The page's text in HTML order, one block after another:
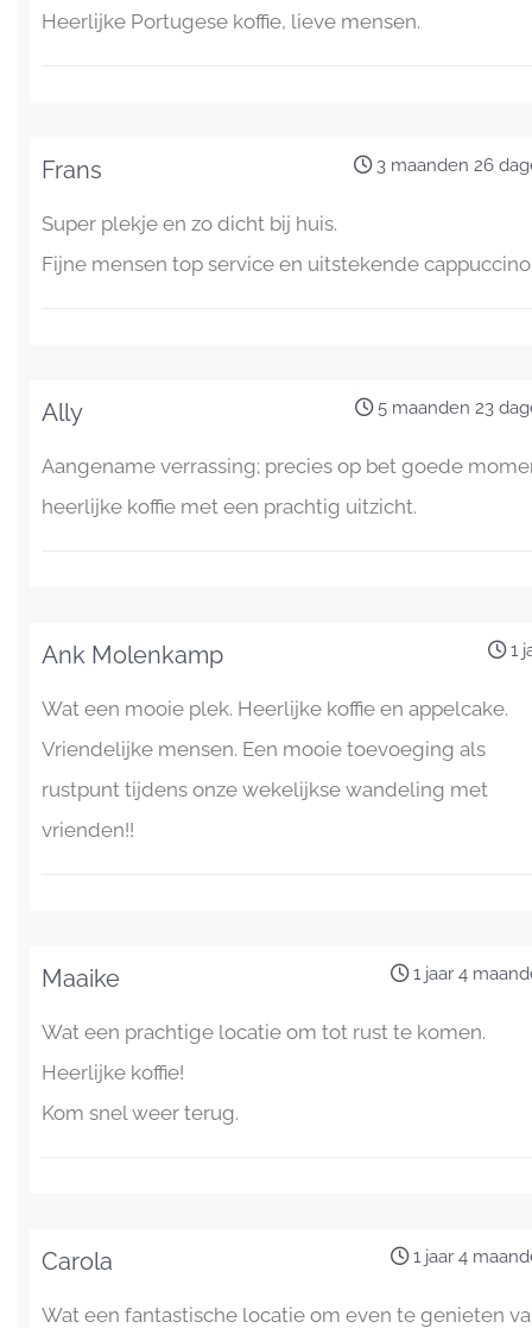
Heerlijke Portugese koffie, lieve mensen.
Frans 3 maanden 26
Super plekje en zo dicht bij huis.
Fijne mensen top service en uitstekende
Ally 5 maanden 23
Aangename verrassing; precies op bet goede
heerlijke koffie met een prachtig uitzicht.
Ank Molenkamp 1
Wat een mooie plek. Heerlijke koffie en appelcake.
Vriendelijke mensen. Een mooie toevoeging als
rustpunt tijdens onze wekelijkse wandeling met
vrienden!!
Maaike 1 jaar 4
Wat een prachtige locatie om tot rust te komen.
Heerlijke koffie!
Kom snel weer terug.
Carola 1 jaar 4
Wat een fantastische locatie om even te genieten